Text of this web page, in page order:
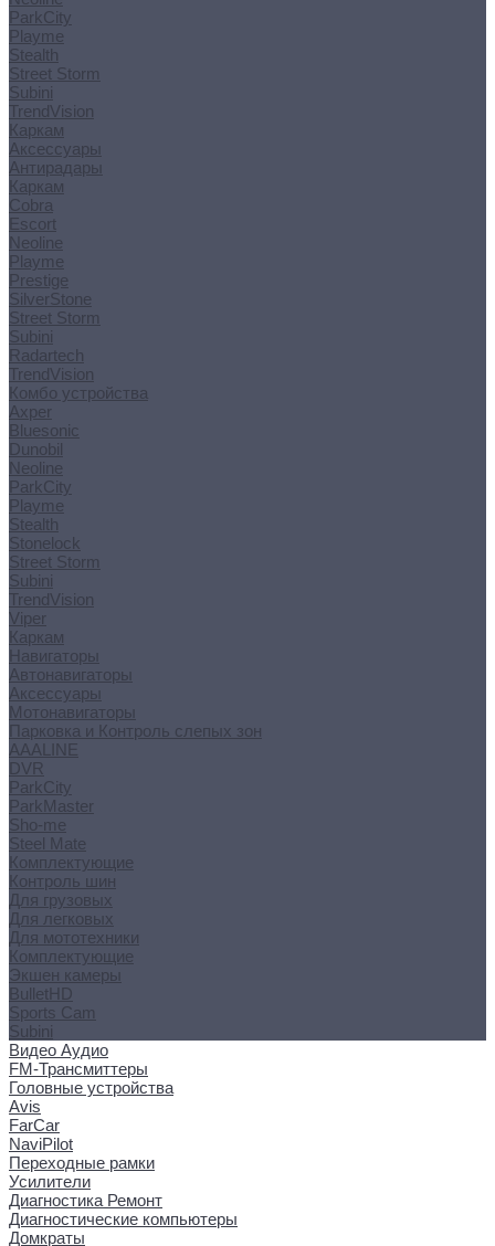
ParkCity
Playme
Stealth
Street Storm
Subini
TrendVision
Каркам
Аксессуары
Антирадары
Каркам
Cobra
Escort
Neoline
Playme
Prestige
SilverStone
Street Storm
Subini
Radartech
TrendVision
Комбо устройства
Axper
Bluesonic
Dunobil
Neoline
ParkCity
Playme
Stealth
Stonelock
Street Storm
Subini
TrendVision
Viper
Каркам
Навигаторы
Автонавигаторы
Аксессуары
Мотонавигаторы
Парковка и Контроль слепых зон
AAALINE
DVR
ParkCity
ParkMaster
Sho-me
Steel Mate
Комплектующие
Контроль шин
Для грузовых
Для легковых
Для мототехники
Комплектующие
Экшен камеры
BulletHD
Sports Cam
Subini
Видео Аудио
FM-Трансмиттеры
Головные устройства
Avis
FarCar
NaviPilot
Переходные рамки
Усилители
Диагностика Ремонт
Диагностические компьютеры
Домкраты